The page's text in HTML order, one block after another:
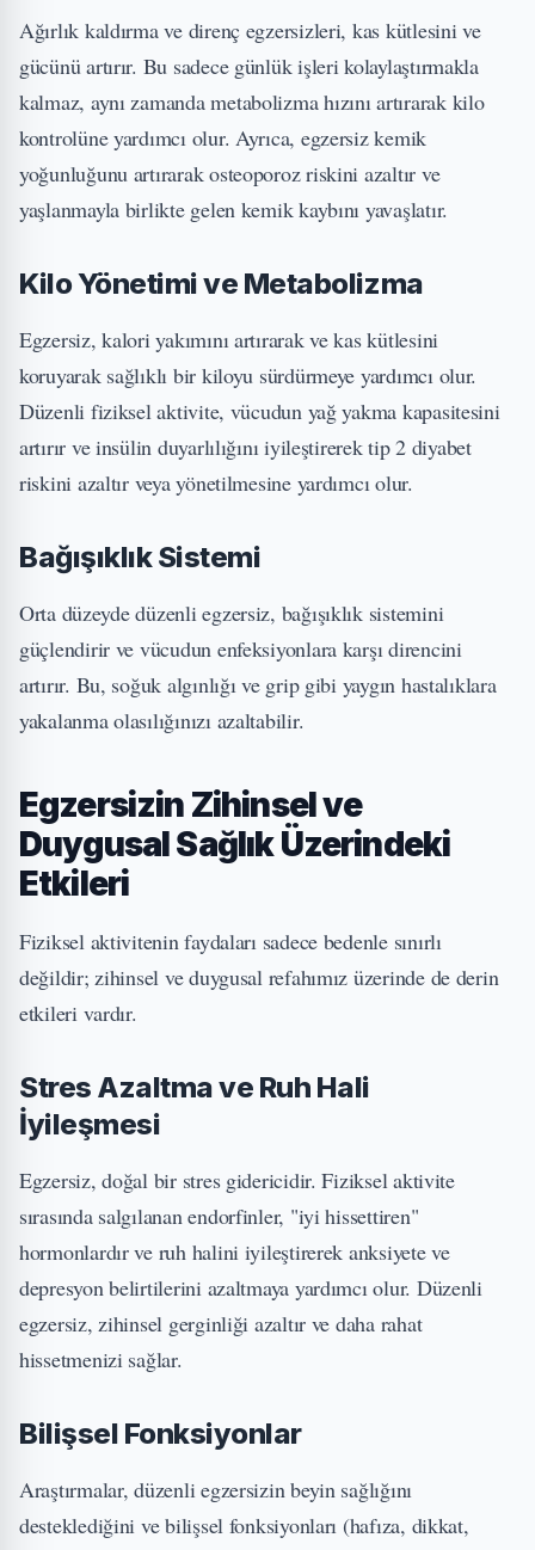
Ağırlık kaldırma ve direnç egzersizleri, kas kütlesini ve
gücünü artırır. Bu sadece günlük işleri kolaylaştırmakla
kalmaz, aynı zamanda metabolizma hızını artırarak kilo
kontrolüne yardımcı olur. Ayrıca, egzersiz kemik
yoğunluğunu artırarak osteoporoz riskini azaltır ve
yaşlanmayla birlikte gelen kemik kaybını yavaşlatır.
Kilo Yönetimi ve Metabolizma
Egzersiz, kalori yakımını artırarak ve kas kütlesini
koruyarak sağlıklı bir kiloyu sürdürmeye yardımcı olur.
Düzenli fiziksel aktivite, vücudun yağ yakma kapasitesini
artırır ve insülin duyarlılığını iyileştirerek tip 2 diyabet
riskini azaltır veya yönetilmesine yardımcı olur.
Bağışıklık Sistemi
Orta düzeyde düzenli egzersiz, bağışıklık sistemini
güçlendirir ve vücudun enfeksiyonlara karşı direncini
artırır. Bu, soğuk algınlığı ve grip gibi yaygın hastalıklara
yakalanma olasılığınızı azaltabilir.
Egzersizin Zihinsel ve
Duygusal Sağlık Üzerindeki
Etkileri
Fiziksel aktivitenin faydaları sadece bedenle sınırlı
değildir; zihinsel ve duygusal refahımız üzerinde de derin
etkileri vardır.
Stres Azaltma ve Ruh Hali
İyileşmesi
Egzersiz, doğal bir stres gidericidir. Fiziksel aktivite
sırasında salgılanan endorfinler, "iyi hissettiren"
hormonlardır ve ruh halini iyileştirerek anksiyete ve
depresyon belirtilerini azaltmaya yardımcı olur. Düzenli
egzersiz, zihinsel gerginliği azaltır ve daha rahat
hissetmenizi sağlar.
Bilişsel Fonksiyonlar
Araştırmalar, düzenli egzersizin beyin sağlığını
desteklediğini ve bilişsel fonksiyonları (hafıza, dikkat,